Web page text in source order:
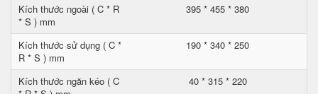
Kích thước ngoài ( C * R
* S ) mm
395 * 455 * 380
Kích thước sử dụng ( C *
R * S ) mm
190 * 340 * 250
Kích thước ngăn kéo ( C
40 * 315 * 220